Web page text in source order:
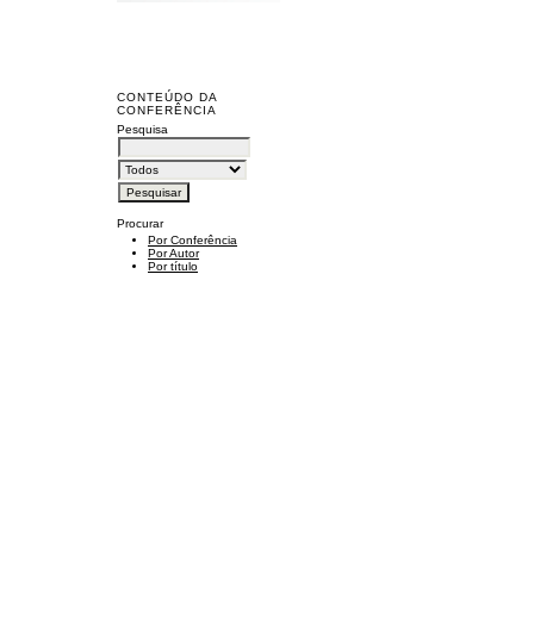
CONTEÚDO DA
CONFERÊNCIA
Pesquisa
Procurar
Por Conferência
Por Autor
Por título